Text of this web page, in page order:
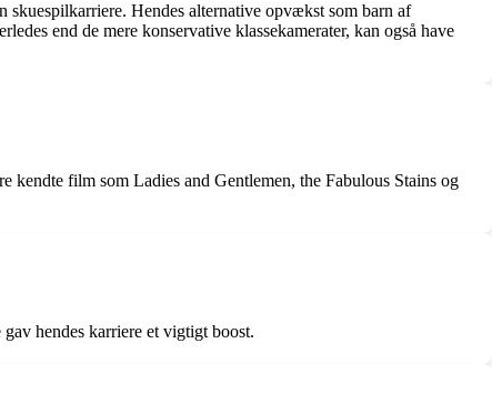
Hendes alternative opvækst som barn af
end de mere konservative klassekamerater, kan også have
film som Ladies and Gentlemen, the Fabulous Stains og
hendes karriere et vigtigt boost.